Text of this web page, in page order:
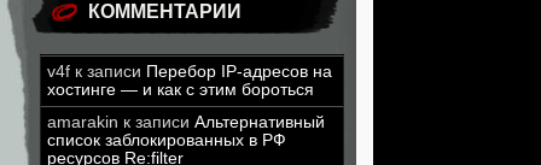
КОММЕНТАРИИ
v4f к записи Перебор IP-адресов на
хостинге — и как с этим бороться
amarakin к записи Альтернативный
список заблокированных в РФ
ресурсов Re:filter